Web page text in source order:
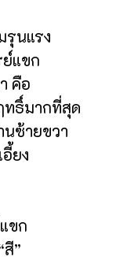
รุนแรง
แขก
คือ
ทธิ์มากที่สุด
ซ้ายขวา
ยง
ขก
”